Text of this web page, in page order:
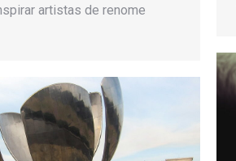
artistas de renome